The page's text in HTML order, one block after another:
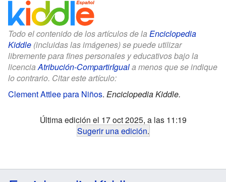
Todo el contenido de los artículos de la Enciclopedia
Kiddle (incluidas las imágenes) se puede utilizar
libremente para fines personales y educativos bajo la
licenciaAtribución-CompartirIguala menos que se indique
lo contrario. Citar este artículo:
Clement Attlee para Niños. Enciclopedia Kiddle.
Última edición el 17 oct 2025, a las 11:19
Sugerir una edición.